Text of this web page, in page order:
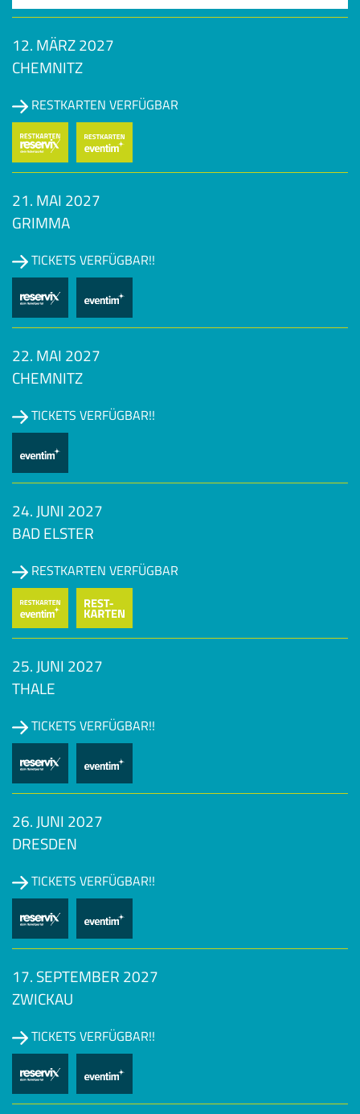
12. MÄRZ 2027
CHEMNITZ
RESTKARTEN VERFÜGBAR
21. MAI 2027
GRIMMA
TICKETS VERFÜGBAR!!
22. MAI 2027
CHEMNITZ
TICKETS VERFÜGBAR!!
24. JUNI 2027
BAD ELSTER
RESTKARTEN VERFÜGBAR
25. JUNI 2027
THALE
TICKETS VERFÜGBAR!!
26. JUNI 2027
DRESDEN
TICKETS VERFÜGBAR!!
17. SEPTEMBER 2027
ZWICKAU
TICKETS VERFÜGBAR!!